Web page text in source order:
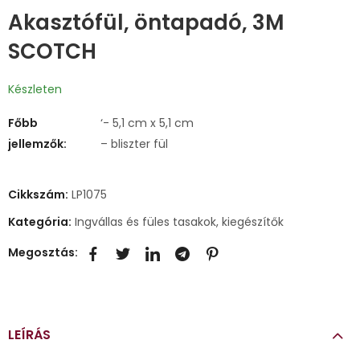
Akasztófül, öntapadó, 3M
SCOTCH
Készleten
Főbb
jellemzők:
‘- 5,1 cm x 5,1 cm
– bliszter fül
Cikkszám: LP1075
Kategória: Ingvállas és füles tasakok, kiegészítők
Megosztás:
LEÍRÁS